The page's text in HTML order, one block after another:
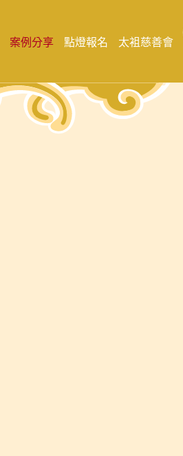
案例分享 點燈報名 太袓慈善會